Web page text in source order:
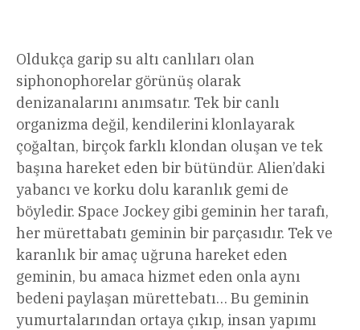
Oldukça garip su altı canlıları olan
siphonophorelar görünüş olarak
denizanalarını anımsatır. Tek bir canlı
organizma değil, kendilerini klonlayarak
çoğaltan, birçok farklı klondan oluşan ve tek
başına hareket eden bir bütündür. Alien’daki
yabancı ve korku dolu karanlık gemi de
böyledir. Space Jockey gibi geminin her tarafı,
her mürettabatı geminin bir parçasıdır. Tek ve
karanlık bir amaç uğruna hareket eden
geminin, bu amaca hizmet eden onla aynı
bedeni paylaşan mürettebatı… Bu geminin
yumurtalarından ortaya çıkıp, insan yapımı